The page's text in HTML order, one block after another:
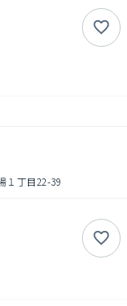
１丁目22-39